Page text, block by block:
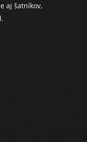
aj šatníkov,